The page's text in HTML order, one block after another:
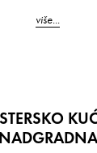
više...
NADGRADNA